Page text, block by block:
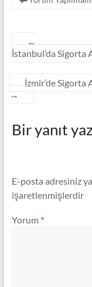
←
İstanbul’da Sigorta
İzmir’de Sigorta
→
Bir yanıt
E-posta adresiniz
işaretlenmişlerdir
Yorum *